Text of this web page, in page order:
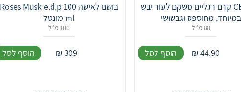
CERAVE קרם רגליים משקם לעור יבש
במיוחד, מחוספס וגבשושי
88 מ"ל
44.90
₪ הוסף לסל
בושם לאישה Roses Musk e.d.p 100
ml מונטל
100 מ"ל
309
₪ הוסף לסל